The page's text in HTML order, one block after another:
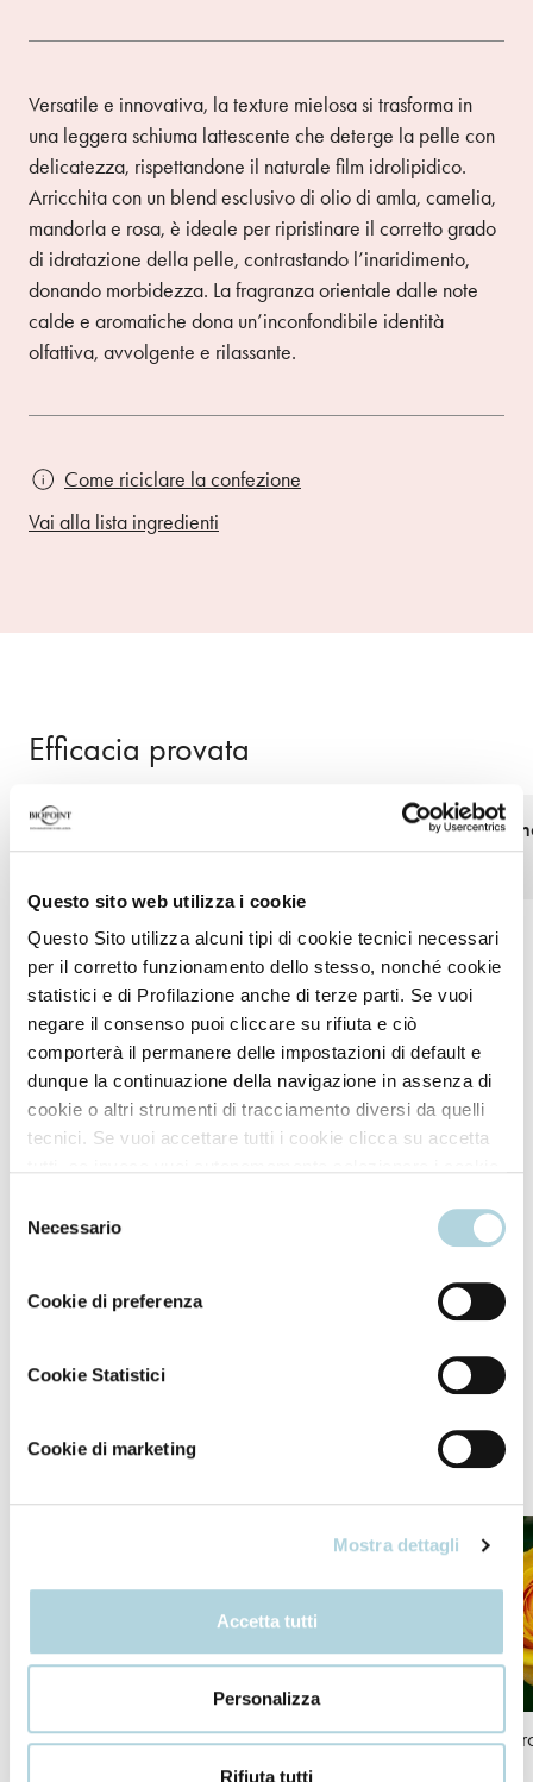
Questo sito web utilizza i cookie
Questo Sito utilizza alcuni tipi di cookie tecnici necessari
per il corretto funzionamento dello stesso, nonché cookie
statistici e di Profilazione anche di terze parti. Se vuoi
negare il consenso puoi cliccare su rifiuta e ciò
comporterà il permanere delle impostazioni di default e
dunque la continuazione della navigazione in assenza di
cookie o altri strumenti di tracciamento diversi da quelli
tecnici. Se vuoi accettare tutti i cookie clicca su accetta
più consulta la
delNecessario
Cookie di preferenza
Cookie Statistici
Cookie di marketing
Mostra dettagli
Accetta tutti
Personalizza
Rifiuta tutti
Versatile e innovativa, la texture mielosa si trasforma in
una leggera schiuma lattescente che deterge la pelle con
delicatezza, rispettandone il naturale film idrolipidico.
Arricchita con un blend esclusivo di olio di amla, camelia,
mandorla e rosa, è ideale per ripristinare il corretto grado
di idratazione della pelle, contrastando l’inaridimento,
donando morbidezza. La fragranza orientale dalle note
calde e aromatiche dona un’inconfondibile identità
olfattiva, avvolgente e rilassante.
Come riciclare la confezione
Vai alla lista ingredienti
Efficacia provata
Pelle soffice e setosa
Una parentesi di
morbidezza
Modo d'uso
delicatamente con movimenti circolari fino a formare
Si risciacqua facilmente senza lasciare tracce
I nostri ingredienti
Olio di amla Olio di camelia Olio di